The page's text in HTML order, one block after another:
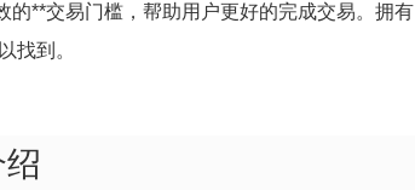
**交易门槛，帮助用户更好的完成交易。拥有
找到。